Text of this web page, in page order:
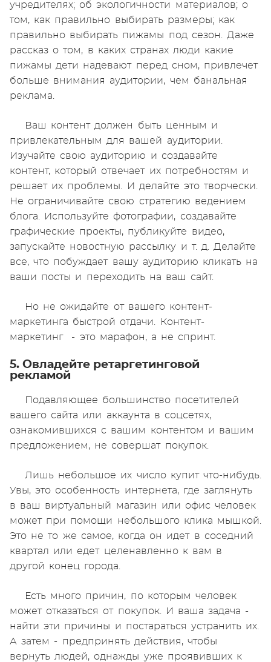
учредителях; об экологичности материалов; о
том, как правильно выбирать размеры; как
правильно выбирать пижамы под сезон. Даже
рассказ о том, в каких странах люди какие
пижамы дети надевают перед сном, привлечет
больше внимания аудитории, чем банальная
реклама.
Ваш контент должен быть ценным и
привлекательным для вашей аудитории.
Изучайте свою аудиторию и создавайте
контент, который отвечает их потребностям и
решает их проблемы. И делайте это творчески.
Не ограничивайте свою стратегию ведением
блога. Используйте фотографии, создавайте
графические проекты, публикуйте видео,
запускайте новостную рассылку и т. д. Делайте
все, что побуждает вашу аудиторию кликать на
ваши посты и переходить на ваш сайт.
Но не ожидайте от вашего контент-
маркетинга быстрой отдачи. Контент-
маркетинг - это марафон, а не спринт.
5. Овладейте ретаргетинговой
рекламой
Подавляющее большинство посетителей
вашего сайта или аккаунта в соцсетях,
ознакомившихся с вашим контентом и вашим
предложением, не совершат покупок.
Лишь небольшое их число купит что-нибудь.
Увы, это особенность интернета, где заглянуть
в ваш виртуальный магазин или офис человек
может при помощи небольшого клика мышкой.
Это не то же самое, когда он идет в соседний
квартал или едет целенавленно к вам в
другой конец города.
Есть много причин, по которым человек
может отказаться от покупок. И ваша задача -
найти эти причины и постараться устранить их.
А затем - предпринять действия, чтобы
вернуть людей, однажды уже проявивших к